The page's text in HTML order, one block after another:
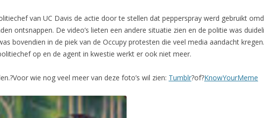
van UC Davis de actie door te stellen dat pepperspray werd gebruikt
ontsnappen. De video’s lieten een andere situatie zien en de politie was
bovendien in de piek van de Occupy protesten die veel media aandacht
op en de agent in kwestie werkt er ook niet meer.
wie nog veel meer van deze foto’s wil zien: Tumblr?of?KnowYourMeme